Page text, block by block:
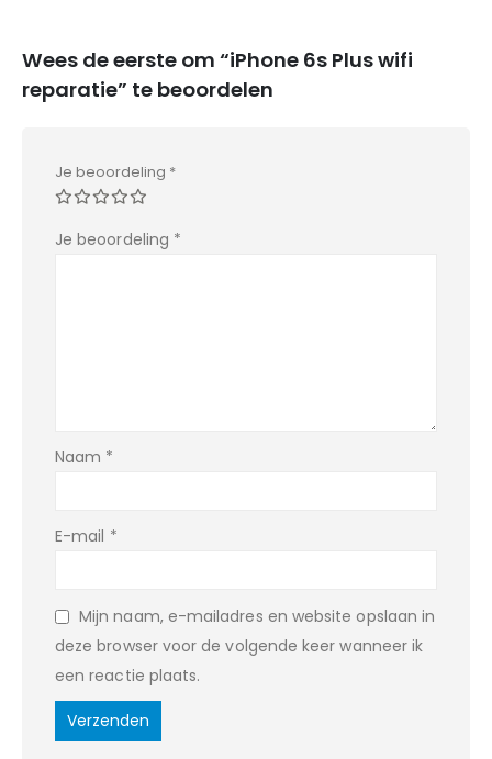
Wees de eerste om “iPhone 6s Plus wifi
reparatie” te beoordelen
Je beoordeling *
Je beoordeling *
Naam *
E-mail *
Mijn naam, e-mailadres en website opslaan in
deze browser voor de volgende keer wanneer ik
een reactie plaats.